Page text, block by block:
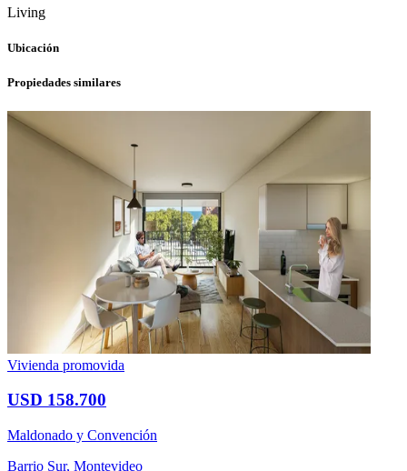
Living
Ubicación
Propiedades similares
Vivienda promovida
USD 158.700
Maldonado y Convención
Barrio Sur, Montevideo